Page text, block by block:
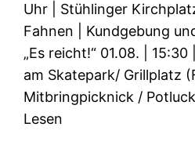
Uhr | Stühlinger
Fahnen | Kundgebung
„Es reicht!“ 01.08. |
am Skatepark/ Grillplatz
Mitbringpicknick /
Lesen